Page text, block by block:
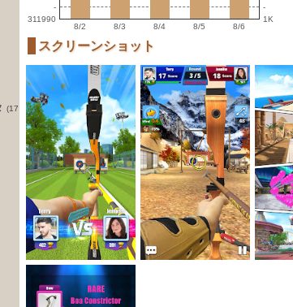
(17
-
311990
8/2 8/3 8/4 8/5 8/6
-
1K
スクリーンショット